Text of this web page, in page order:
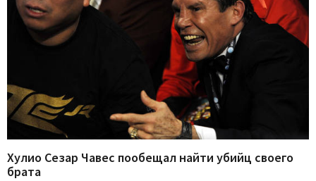
Хулио Сезар Чавес пообещал найти убийц своего
брата